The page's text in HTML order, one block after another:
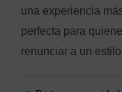
una experiencia
perfecta para
renunciar a un